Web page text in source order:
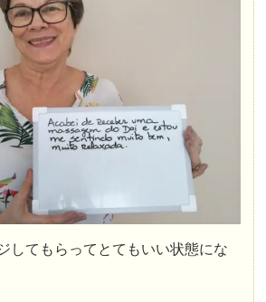
してもらってとてもいい状態にな